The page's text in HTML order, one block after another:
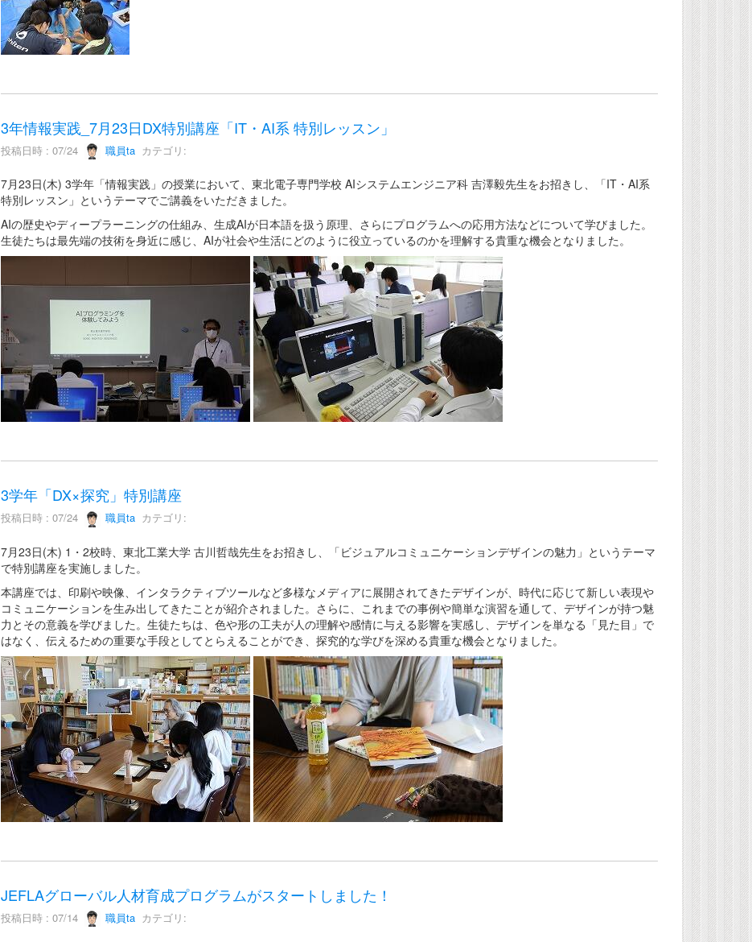
3年情報実践_7月23日DX特別講座「IT・AI系 特別レッスン」
投稿日時 : 07/24 職員taカテゴリ:
7月23日(木) 3学年「情報実践」の授業において、東北電子専門学校 AIシステムエンジニア科 吉澤毅先生をお招きし、「IT・AI系
特別レッスン」というテーマでご講義をいただきました。
AIの歴史やディープラーニングの仕組み、生成AIが日本語を扱う原理、さらにプログラムへの応用方法などについて学びました。
生徒たちは最先端の技術を身近に感じ、AIが社会や生活にどのように役立っているのかを理解する貴重な機会となりました。
3学年「DX×探究」特別講座
投稿日時 : 07/24 職員taカテゴリ:
7月23日(木) 1・2校時、東北工業大学 古川哲哉先生をお招きし、「ビジュアルコミュニケーションデザインの魅力」というテーマ
で特別講座を実施しました。
本講座では、印刷や映像、インタラクティブツールなど多様なメディアに展開されてきたデザインが、時代に応じて新しい表現や
コミュニケーションを生み出してきたことが紹介されました。さらに、これまでの事例や簡単な演習を通して、デザインが持つ魅
力とその意義を学びました。生徒たちは、色や形の工夫が人の理解や感情に与える影響を実感し、デザインを単なる「見た目」で
はなく、伝えるための重要な手段としてとらえることができ、探究的な学びを深める貴重な機会となりました。
JEFLAグローバル人材育成プログラムがスタートしました！
投稿日時 : 07/14 職員taカテゴリ: